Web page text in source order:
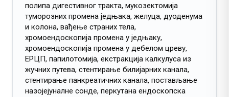
полипа дигестивног тракта, мукозектомија
туморозних промена једњака, желуца, дуоденума
и колона, вађење страних тела,
хромоендоскопија промена у једњаку,
хромоендоскопија промена у дебелом цреву,
ЕРЦП, папилотомија, екстракција калкулуса из
жучних путева, стентирање билијарних канала,
стентирање панкреатичних канала, постављање
назојејуналне сонде, перкутана ендоскопска